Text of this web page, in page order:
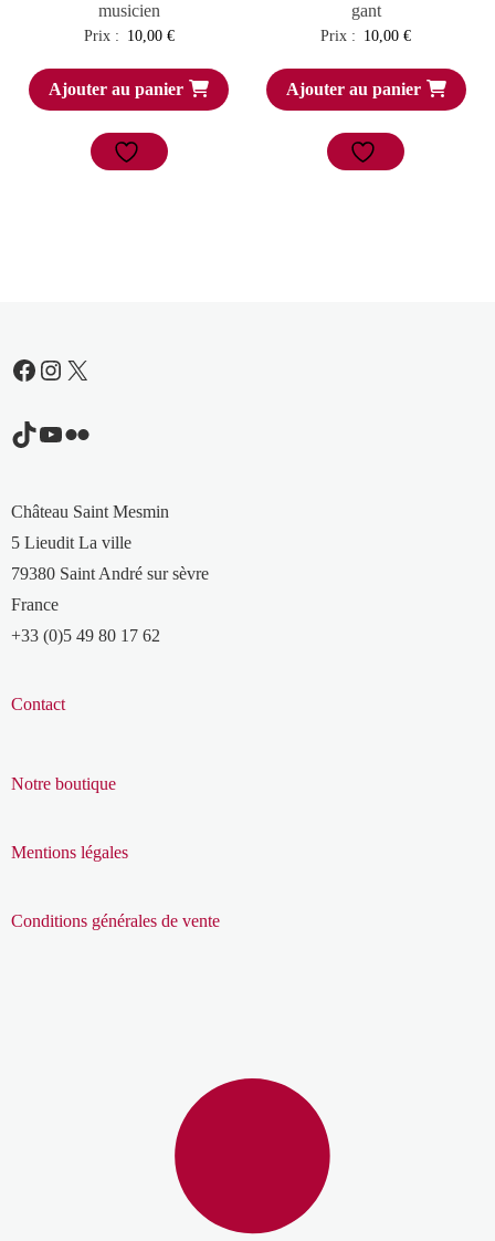
musicien
Prix : 10,00 €
Ajouter au panier
gant
Prix : 10,00€
Ajouter au panier
Facebook
Instagram
X
TikTok
YouTube
Flickr
Château Saint Mesmin
5 Lieudit La ville
79380 Saint André sur sèvre
France
+33 (0)5 49 80 17 62
Contact
Notre boutique
Mentions légales
Conditions générales de vente